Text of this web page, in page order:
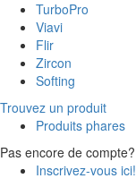
TurboPro
Viavi
Flir
Zircon
Softing
Trouvez un produit
Produits phares
Pas encore de compte?
Inscrivez-vous ici!